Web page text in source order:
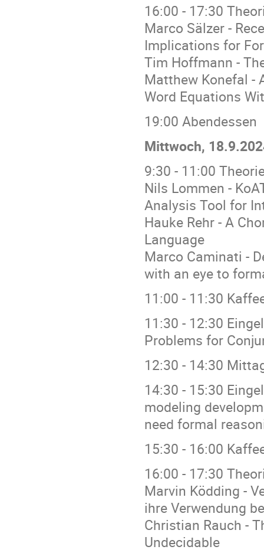
16:00 - 17:30
Marco Sälzer -
Implications for
Tim Hoffmann -
Matthew Konefal -
Word Equations
19:00 Abendessen
Mittwoch,
9:30 - 11:00
Nils Lommen -
Analysis Tool for
Hauke Rehr - A
Language
Marco Caminati -
with an eye to
11:00 - 11:30
11:30 - 12:30
Problems for
12:30 - 14:30
14:30 - 15:30
modeling
need formal
15:30 - 16:00
16:00 - 17:30
Marvin Ködding -
ihre Verwendung
Christian Rauch -
Undecidable